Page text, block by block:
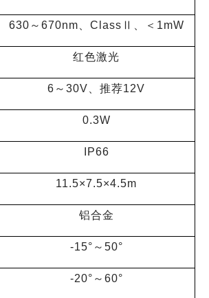
630～670nm、ClassⅡ、＜1mW
红色激光
6～30V、推荐12V
0.3W
IP66
11.5×7.5×4.5m
铝合金
-15°～50°
-20°～60°